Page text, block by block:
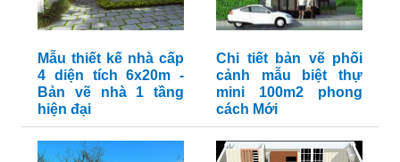
Mẫu thiết kế nhà cấp
4 diện tích 6x20m -
Bản vẽ nhà 1 tầng
hiện đại
Chi tiết bản vẽ phối
cảnh mẫu biệt thự
mini 100m2 phong
cách Mới